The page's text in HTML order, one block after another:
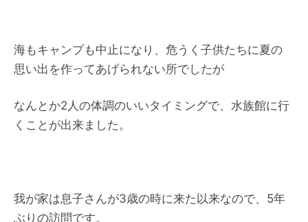
海もキャンプも中止になり、危うく子供たちに夏の
思い出を作ってあげられない所でしたが
なんとか2人の体調のいいタイミングで、水族館に行
くことが出来ました。
我が家は息子さんが3歳の時に来た以来なので、5年
ぶりの訪問です。